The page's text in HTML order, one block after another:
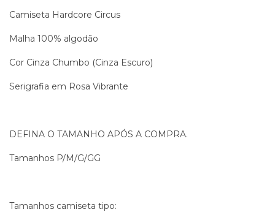
Camiseta Hardcore Circus
Malha 100% algodão
Cor Cinza Chumbo (Cinza Escuro)
Serigrafia em Rosa Vibrante
DEFINA O TAMANHO APÓS A COMPRA.
Tamanhos P/M/G/GG
Tamanhos camiseta tipo: